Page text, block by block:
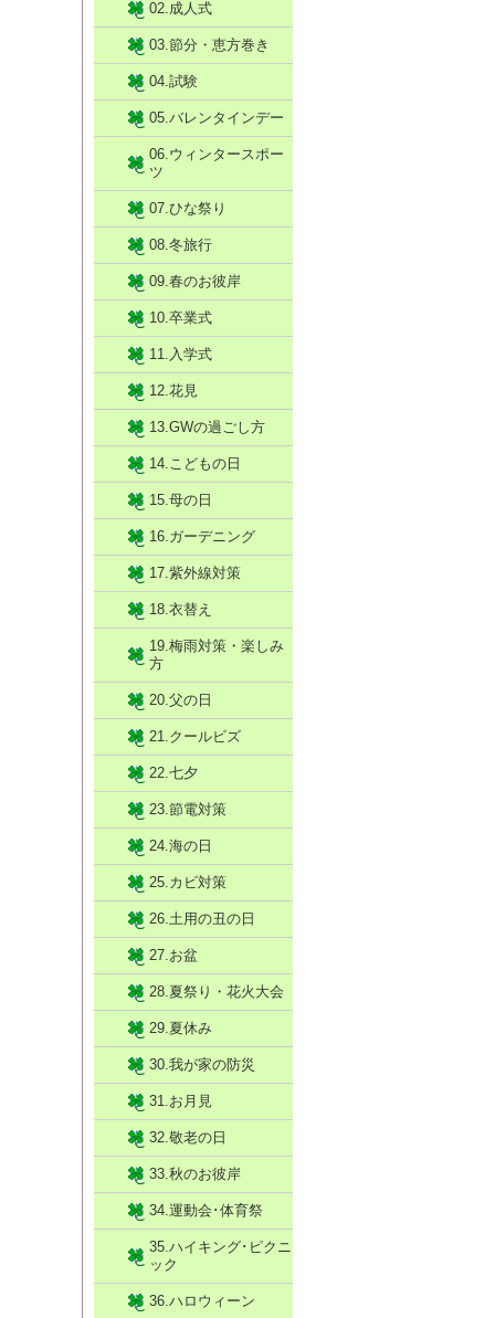
02.成人式
03.節分・恵方巻き
04.試験
05.バレンタインデー
06.ウィンタースポー
ツ
07.ひな祭り
08.冬旅行
09.春のお彼岸
10.卒業式
11.入学式
12.花見
13.GWの過ごし方
14.こどもの日
15.母の日
16.ガーデニング
17.紫外線対策
18.衣替え
19.梅雨対策・楽しみ
方
20.父の日
21.クールビズ
22.七夕
23.節電対策
24.海の日
25.カビ対策
26.土用の丑の日
27.お盆
28.夏祭り・花火大会
29.夏休み
30.我が家の防災
31.お月見
32.敬老の日
33.秋のお彼岸
34.運動会･体育祭
35.ハイキング･ピクニ
ック
36.ハロウィーン